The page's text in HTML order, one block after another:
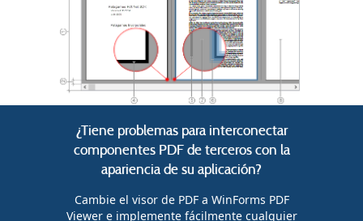
¿Tiene problemas para interconectar
componentes PDF de terceros con la
apariencia de su aplicación?
Cambie el visor de PDF a WinForms PDF
Viewer e implemente fácilmente cualquier